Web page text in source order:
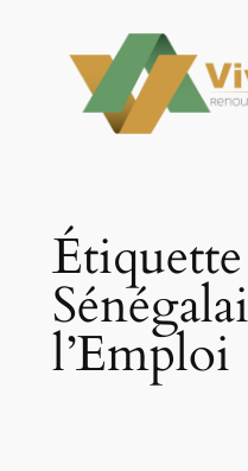
contenu
l’Emploi